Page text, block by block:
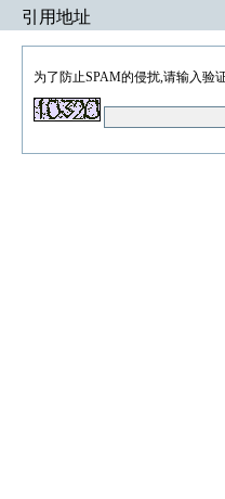
引用地址
为了防止SPAM的侵扰,请输入验